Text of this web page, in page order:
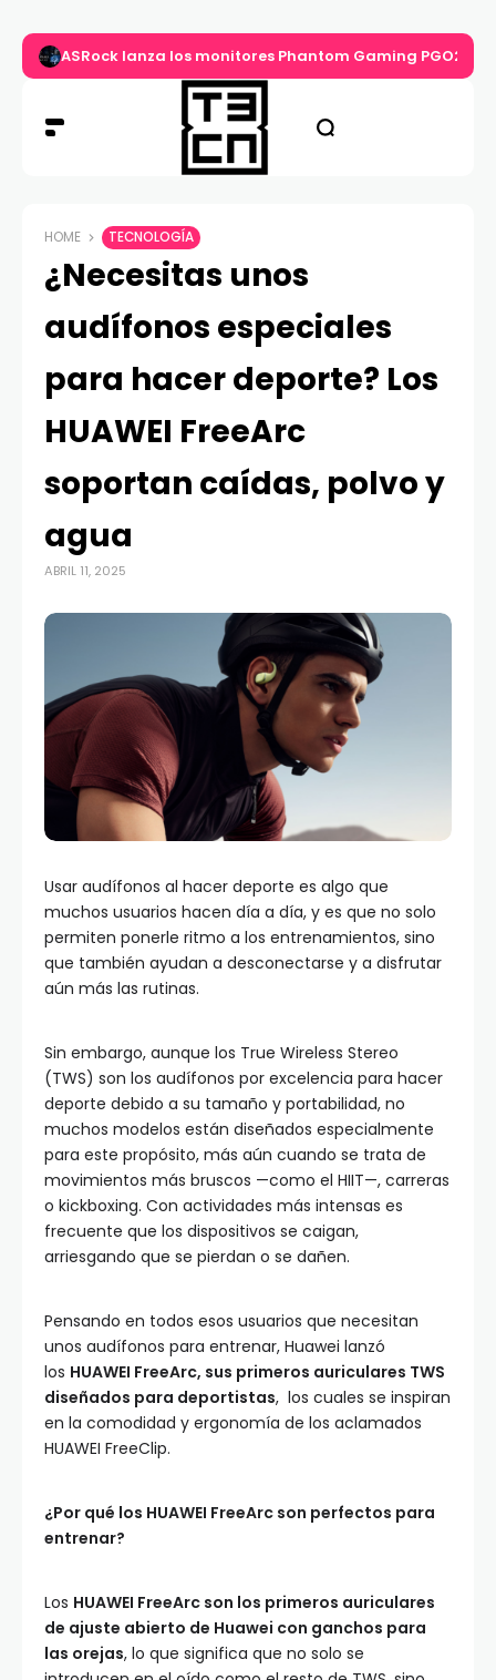
ASRock lanza los monitores Phantom Gaming
HOME TECNOLOGÍA
¿Necesitas unos
audífonos especiales
para hacer deporte? Los
HUAWEI FreeArc
soportan caídas, polvo y
agua
ABRIL 11, 2025
Usar audífonos al hacer deporte es algo que
muchos usuarios hacen día a día, y es que no solo
permiten ponerle ritmo a los entrenamientos, sino
que también ayudan a desconectarse y a disfrutar
aún más las rutinas.
Sin embargo, aunque los True Wireless Stereo
(TWS) son los audífonos por excelencia para hacer
deporte debido a su tamaño y portabilidad, no
muchos modelos están diseñados especialmente
para este propósito, más aún cuando se trata de
movimientos más bruscos —como el HIIT—, carreras
o kickboxing. Con actividades más intensas es
frecuente que los dispositivos se caigan,
arriesgando que se pierdan o se dañen.
Pensando en todos esos usuarios que necesitan
unos audífonos para entrenar, Huawei lanzó
los HUAWEI FreeArc, sus primeros auriculares TWS
diseñados para deportistas, los cuales se inspiran
en la comodidad y ergonomía de los aclamados
HUAWEI FreeClip.
¿Por qué los HUAWEI FreeArc son perfectos para
entrenar?
Los HUAWEI FreeArc son los primeros auriculares
de ajuste abierto de Huawei con ganchos para
las orejas, lo que significa que no solo se